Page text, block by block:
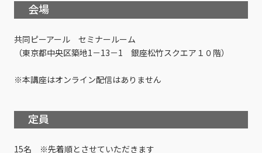
会場
共同ピーアール セミナールーム
（東京都中央区築地1－13－1 銀座松竹スクエア１０階）
※本講座はオンライン配信はありません
定員
15名 ※先着順とさせていただきます